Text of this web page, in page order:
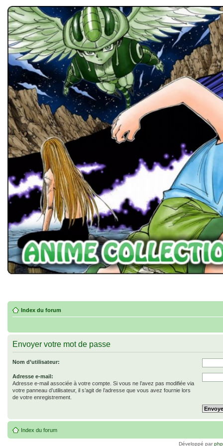
Index du forum
Envoyer votre mot de passe
Nom d’utilisateur:
Adresse e-mail:
Adresse e-mail associée à votre compte. Si vous ne l’avez pas modifiée via
votre panneau d’utilisateur, il s’agit de l’adresse que vous avez fournie lors
de votre enregistrement.
Index du forum
Développé par